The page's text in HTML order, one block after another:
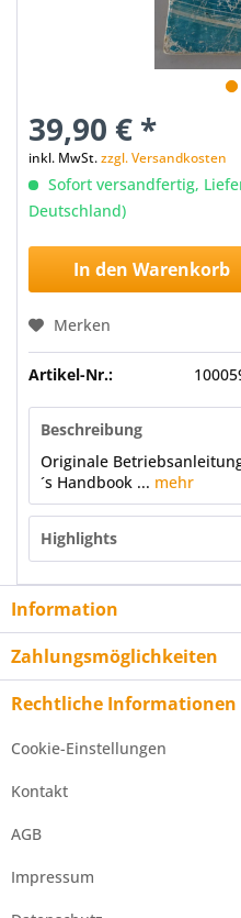
39,90 € *
inkl. MwSt.zzgl. Versandkosten
Sofort versandfertig,
Deutschland)
In den Warenkorb
Merken
Artikel-Nr.:
Beschreibung
Originale
´s Handbook ... mehr
Highlights
Information
Zahlungsmöglichkeiten
Rechtliche Informationen
Cookie-Einstellungen
Kontakt
AGB
Impressum